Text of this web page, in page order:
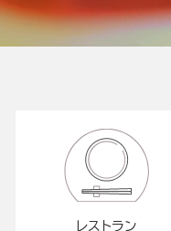
レストラン